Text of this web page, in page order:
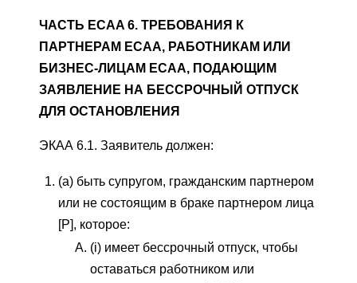
ЧАСТЬ ECAA 6. ТРЕБОВАНИЯ К
ПАРТНЕРАМ ECAA, РАБОТНИКАМ ИЛИ
БИЗНЕС-ЛИЦАМ ECAA, ПОДАЮЩИМ
ЗАЯВЛЕНИЕ НА БЕССРОЧНЫЙ ОТПУСК
ДЛЯ ОСТАНОВЛЕНИЯ
ЭКАА 6.1. Заявитель должен:
(a) быть супругом, гражданским партнером
или не состоящим в браке партнером лица
[P], которое:
(i) имеет бессрочный отпуск, чтобы
оставаться работником или